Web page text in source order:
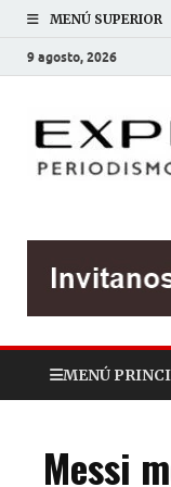
MENÚ SUPERIOR
9 agosto, 2026
MENÚ
Messi